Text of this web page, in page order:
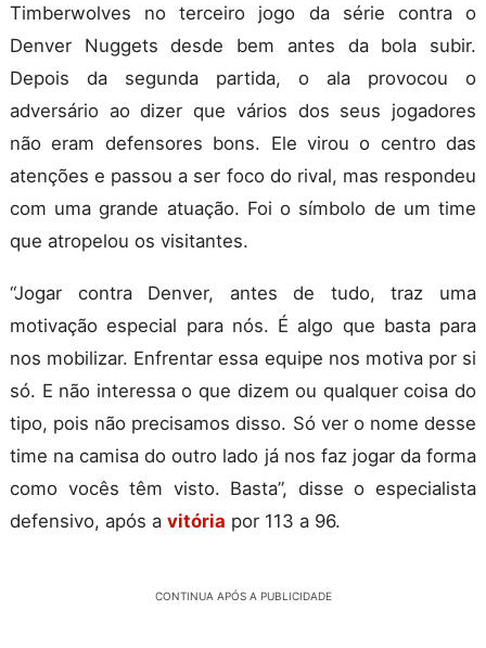
Timberwolves no terceiro jogo da série contra o
Denver Nuggets desde bem antes da bola subir.
Depois da segunda partida, o ala provocou o
adversário ao dizer que vários dos seus jogadores
não eram defensores bons. Ele virou o centro das
atenções e passou a ser foco do rival, mas respondeu
com uma grande atuação. Foi o símbolo de um time
que atropelou os visitantes.
“Jogar contra Denver, antes de tudo, traz uma
motivação especial para nós. É algo que basta para
nos mobilizar. Enfrentar essa equipe nos motiva por si
só. E não interessa o que dizem ou qualquer coisa do
tipo, pois não precisamos disso. Só ver o nome desse
time na camisa do outro lado já nos faz jogar da forma
como vocês têm visto. Basta”, disse o especialista
defensivo, após a vitória por 113 a 96.
CONTINUA APÓS A PUBLICIDADE